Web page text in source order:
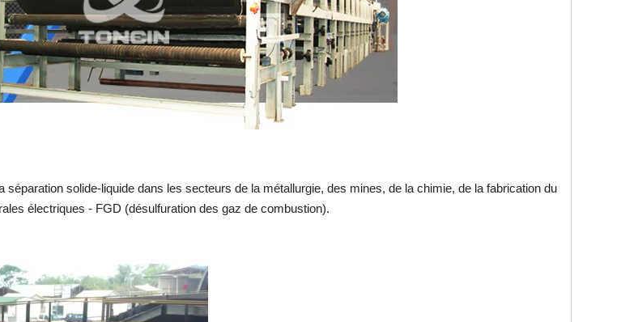
solide-liquide dans les secteurs de la métallurgie, des mines, de la chimie, de la fabrication du
électriques - FGD (désulfuration des gaz de combustion).